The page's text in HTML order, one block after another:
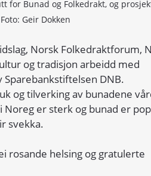
for Bunad og Folkedrakt, og
Geir Dokken
Norsk Folkedraktforum,
og tradisjon arbeidd med
DNB.
og tilverking av bunadene
Noreg er sterk og bunad er
svekka.
rosande helsing og gratulerte